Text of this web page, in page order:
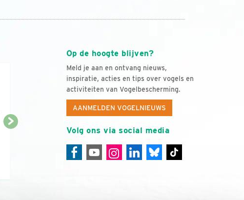
Op de hoogte blijven?
Meld je aan en ontvang nieuws,
inspiratie, acties en tips over vogels en
activiteiten van Vogelbescherming.
AANMELDEN VOGELNIEUWS
Volg ons via social media